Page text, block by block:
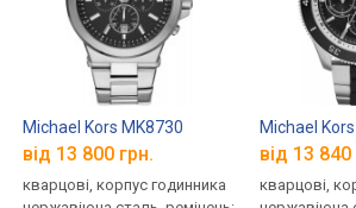
Michael Kors MK8730
від 13 800 грн.
кварцові, корпус годинника
Michael
від 13 840
кварцові,